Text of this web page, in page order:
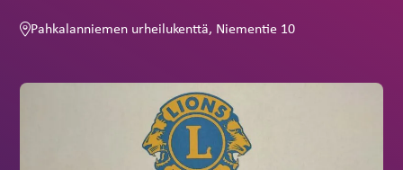
Pahkalanniemen urheilukenttä, Niementie 10